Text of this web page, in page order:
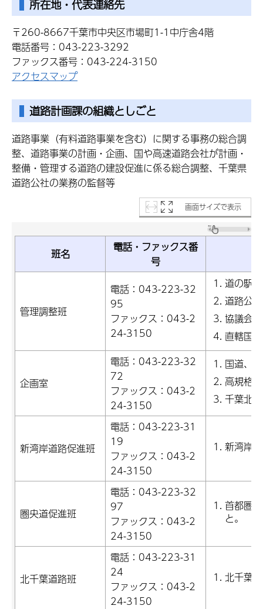
所在地・代表連絡先
〒260-8667千葉市中央区市場町1-1中庁舎4階
電話番号：043-223-3292
ファックス番号：043-224-3150
アクセスマップ
道路計画課の組織としごと
道路事業（有料道路事業を含む）に関する事務の総合調
整、道路事業の計画・企画、国や高速道路会社が計画・
整備・管理する道路の建設促進に係る総合調整、千葉県
道路公社の業務の監督等
画面サイズで表示
班名
電話・ファックス番
号
管理調整班
電話：043-223-32
95
ファックス：043-2
24-3150
道の駅
道路公
協議会
直轄国
企画室
電話：043-223-32
72
ファックス：043-2
24-3150
国道、
高規格
千葉北
新湾岸道路促進班
電話：043-223-31
19
ファックス：043-2
24-3150
新湾岸
圏央道促進班
電話：043-223-32
97
ファックス：043-2
24-3150
首都圏
と。
北千葉道路班
電話：043-223-31
24
ファックス：043-2
24-3150
北千葉